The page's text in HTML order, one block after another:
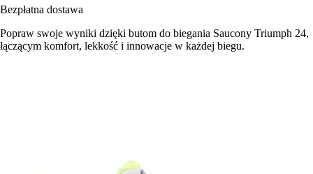
Bezpłatna dostawa
Popraw swoje wyniki dzięki butom do biegania Saucony Triumph 24,
łączącym komfort, lekkość i innowacje w każdej biegu.